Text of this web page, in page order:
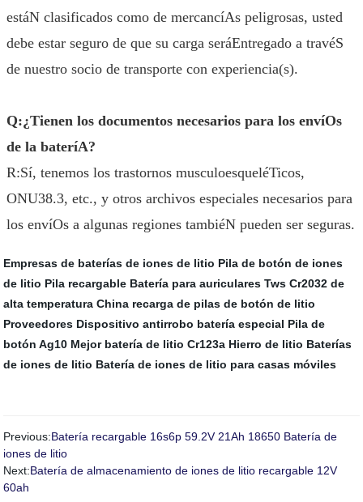
estáN clasificados como de mercancíAs peligrosas, usted
debe estar seguro de que su carga seráEntregado a travéS
de nuestro socio de transporte con experiencia(s).
Q:¿Tienen los documentos necesarios para los envíOs
de la bateríA?
R:Sí, tenemos los trastornos musculoesqueléTicos,
ONU38.3, etc., y otros archivos especiales necesarios para
los envíOs a algunas regiones tambiéN pueden ser seguras.
Empresas de baterías de iones de litio Pila de botón de iones
de litio Pila recargable Batería para auriculares Tws Cr2032 de
alta temperatura China recarga de pilas de botón de litio
Proveedores Dispositivo antirrobo batería especial Pila de
botón Ag10 Mejor batería de litio Cr123a Hierro de litio Baterías
de iones de litio Batería de iones de litio para casas móviles
Previous:Batería recargable 16s6p 59.2V 21Ah 18650 Batería de
iones de litio
Next:Batería de almacenamiento de iones de litio recargable 12V
60ah